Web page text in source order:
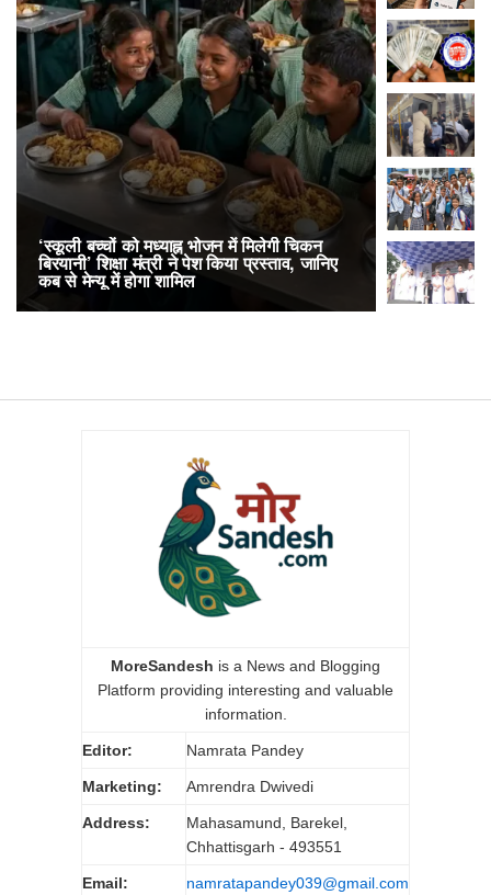
‘स्कूली बच्चों को मध्याह्न भोजन में मिलेगी चिकन
बिरयानी’ शिक्षा मंत्री ने पेश किया प्रस्ताव, जानिए
कब से मेन्यू में होगा शामिल
RailOne
लोकप्रिय,
अनारक्षित
MoreSandesh is a News and Blogging
Platform providing interesting and valuable
information.
Editor: Namrata Pandey
Marketing: Amrendra Dwivedi
Address:
Mahasamund, Barekel,
Chhattisgarh - 493551
Email: namratapandey039@gmail.com